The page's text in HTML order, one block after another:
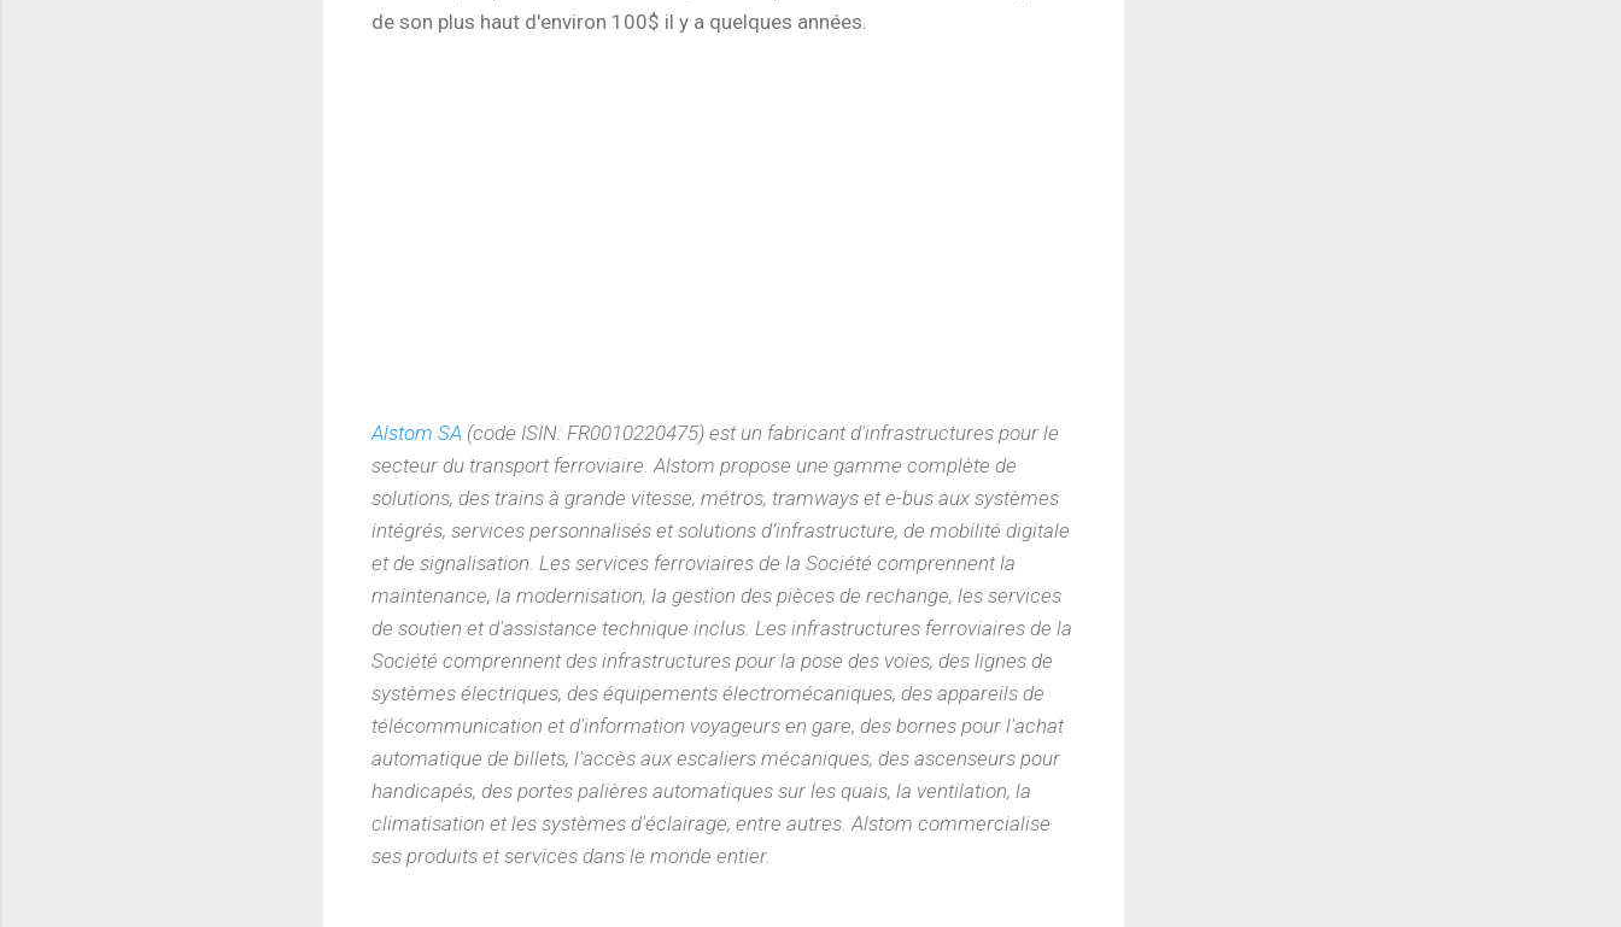
de son plus haut d'environ 100$ il y a quelques années.
Alstom SA (code ISIN: FR0010220475) est un fabricant d'infrastructures pour le
secteur du transport ferroviaire. Alstom propose une gamme complète de
solutions, des trains à grande vitesse, métros, tramways et e-bus aux systèmes
intégrés, services personnalisés et solutions d’infrastructure, de mobilité digitale
et de signalisation. Les services ferroviaires de la Société comprennent la
maintenance, la modernisation, la gestion des pièces de rechange, les services
de soutien et d'assistance technique inclus. Les infrastructures ferroviaires de la
Société comprennent des infrastructures pour la pose des voies, des lignes de
systèmes électriques, des équipements électromécaniques, des appareils de
télécommunication et d'information voyageurs en gare, des bornes pour l'achat
automatique de billets, l'accès aux escaliers mécaniques, des ascenseurs pour
handicapés, des portes palières automatiques sur les quais, la ventilation, la
climatisation et les systèmes d'éclairage, entre autres. Alstom commercialise
ses produits et services dans le monde entier.